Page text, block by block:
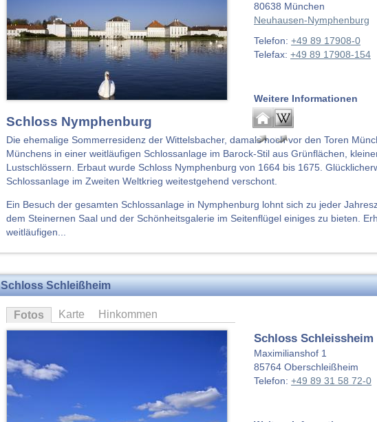
Schloss Nymphenburg
Die ehemalige Sommerresidenz der Wittelsbacher, damals noch vor den Toren
Münchens in einer weitläufigen Schlossanlage im Barock-Stil aus Grünflächen,
Lustschlössern. Erbaut wurde Schloss Nymphenburg von 1664 bis 1675.
Schlossanlage im Zweiten Weltkrieg weitestgehend verschont.
Ein Besuch der gesamten Schlossanlage in Nymphenburg lohnt sich zu jeder
dem Steinernen Saal und der Schönheitsgalerie im Seitenflügel einiges zu bieten.
weitläufigen...
80638 München
Neuhausen-Nymphenburg
Telefon: +49 89 17908-0
Telefax: +49 89 17908-154
Weitere Informationen
Schloss Schleißheim
Fotos Karte Hinkommen
Schloss Schleissheim
Maximilianshof 1
85764 Oberschleißheim
Telefon: +49 89 31 58 72-0